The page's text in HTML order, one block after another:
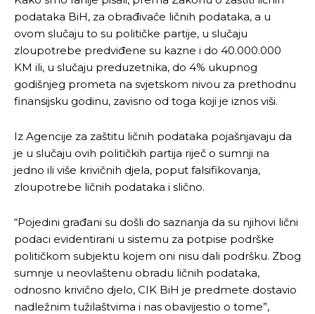
podataka BiH, za obrađivače ličnih podataka, a u
ovom slučaju to su političke partije, u slučaju
zloupotrebe predviđene su kazne i do 40.000.000
KM ili, u slučaju preduzetnika, do 4% ukupnog
godišnjeg prometa na svjetskom nivou za prethodnu
finansijsku godinu, zavisno od toga koji je iznos viši.
Iz Agencije za zaštitu ličnih podataka pojašnjavaju da
je u slučaju ovih političkih partija riječ o sumnji na
jedno ili više krivičnih djela, poput falsifikovanja,
zloupotrebe ličnih podataka i slično.
“Pojedini građani su došli do saznanja da su njihovi lični
podaci evidentirani u sistemu za potpise podrške
političkom subjektu kojem oni nisu dali podršku. Zbog
sumnje u neovlaštenu obradu ličnih podataka,
odnosno krivično djelo, CIK BiH je predmete dostavio
nadležnim tužilaštvima i nas obavijestio o tome”,